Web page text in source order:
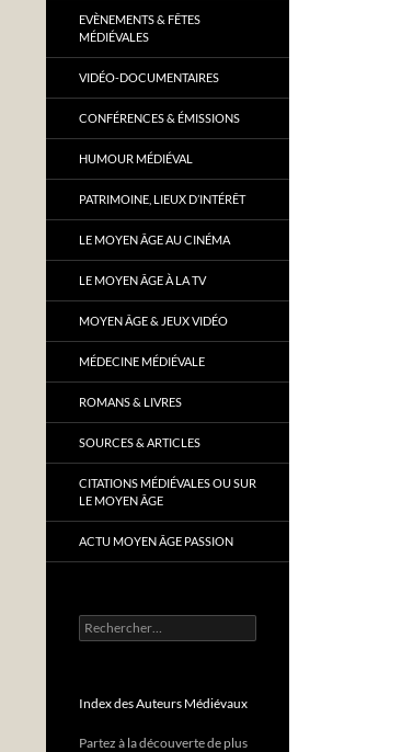
EVÈNEMENTS & FÊTES
MÉDIÉVALES
VIDÉO-DOCUMENTAIRES
CONFÉRENCES & ÉMISSIONS
HUMOUR MÉDIÉVAL
PATRIMOINE, LIEUX D’INTÉRÊT
LE MOYEN ÂGE AU CINÉMA
LE MOYEN ÂGE À LA TV
MOYEN ÂGE & JEUX VIDÉO
MÉDECINE MÉDIÉVALE
ROMANS & LIVRES
SOURCES & ARTICLES
CITATIONS MÉDIÉVALES OU SUR
LE MOYEN ÂGE
ACTU MOYEN ÂGE PASSION
Rechercher :
Index des Auteurs Médiévaux
Partez à la découverte de plus